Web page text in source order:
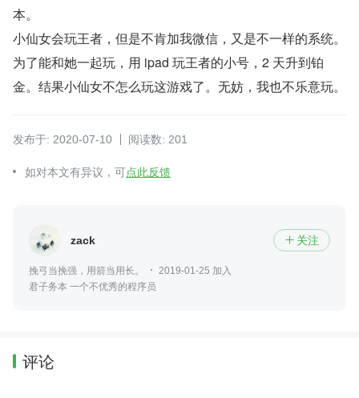
本。
小仙女会玩王者，但是不肯加我微信，又是不一样的系统。
为了能和她一起玩，用 ipad 玩王者的小号，2 天升到铂
金。结果小仙女不怎么玩这游戏了。无妨，我也不乐意玩。
发布于: 2020-07-10 阅读数: 201
如对本文有异议，可点此反馈
zack  关注
挽弓当挽强，用箭当用长。
2019-01-25 加入
君子务本 一个不优秀的程序员
评论